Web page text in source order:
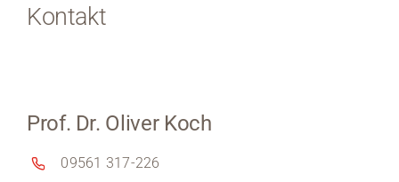
Regionalentwicklung
Entdecke die Region
Kontakt
Prof. Dr. Oliver Koch
09561 317-226